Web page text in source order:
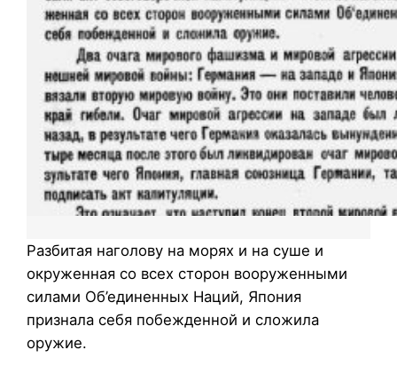
Разбитая наголову на морях и на суше и
окруженная со всех сторон вооруженными
силами Об’единенных Наций, Япония
признала себя побежденной и сложила
оружие.